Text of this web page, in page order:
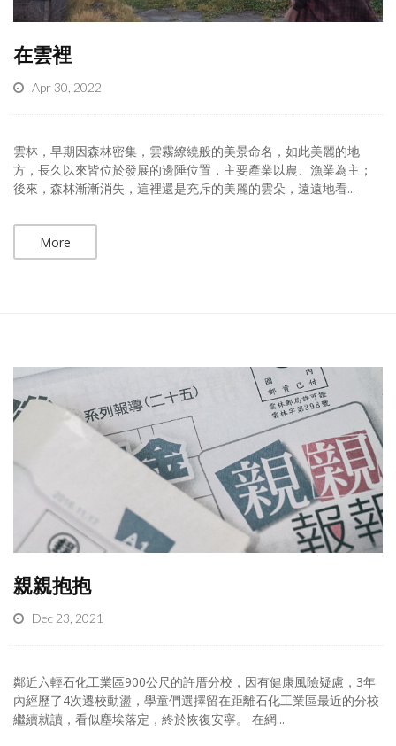
在雲裡
Apr 30, 2022
雲林，早期因森林密集，雲霧繚繞般的美景命名，如此美麗的地
方，長久以來皆位於發展的邊陲位置，主要產業以農、漁業為主；
後來，森林漸漸消失，這裡還是充斥的美麗的雲朵，遠遠地看...
More
親親抱抱
Dec 23, 2021
鄰近六輕石化工業區900公尺的許厝分校，因有健康風險疑慮，3年
內經歷了4次遷校動盪，學童們選擇留在距離石化工業區最近的分校
繼續就讀，看似塵埃落定，終於恢復安寧。 在網...